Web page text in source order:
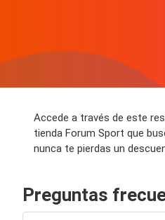
Accede a través de este
tienda Forum Sport que
nunca te pierdas un
Preguntas